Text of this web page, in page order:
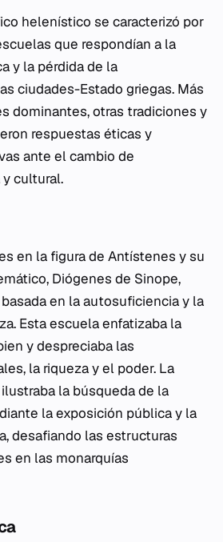
helenístico se caracterizó por
que respondían a la
y la pérdida de la
ciudades-Estado griegas. Más
dominantes, otras tradiciones y
respuestas éticas y
ante el cambio de
cultural.
en la figura de Antístenes y su
Diógenes de Sinope,
en la autosuficiencia y la
Esta escuela enfatizaba la
y despreciaba las
la riqueza y el poder. La
la búsqueda de la
la exposición pública y la
desafiando las estructuras
en las monarquías